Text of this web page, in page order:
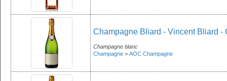
Champagne Bliard - Vincent Bliard -
Champagne blanc
Champagne > AOC Champagne